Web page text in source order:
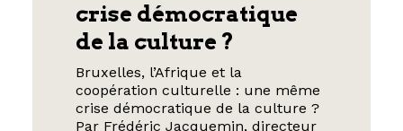
crise démocratique
de la culture ?
Bruxelles, l’Afrique et la
coopération culturelle : une même
crise démocratique de la culture ?
Par Frédéric Jacquemin, directeur